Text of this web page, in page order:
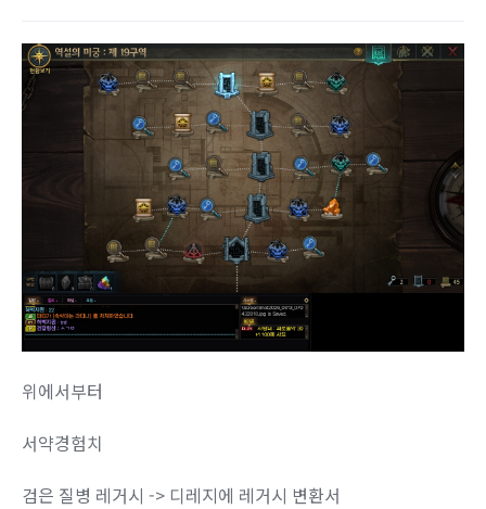
위에서부터
서약경험치
검은 질병 레거시 -> 디레지에 레거시 변환서